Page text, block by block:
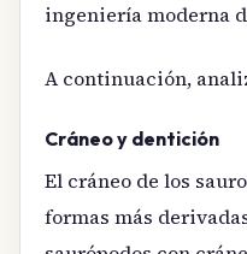
ingeniería moderna
A continuación,
Cráneo y dentición
El cráneo de los
formas más